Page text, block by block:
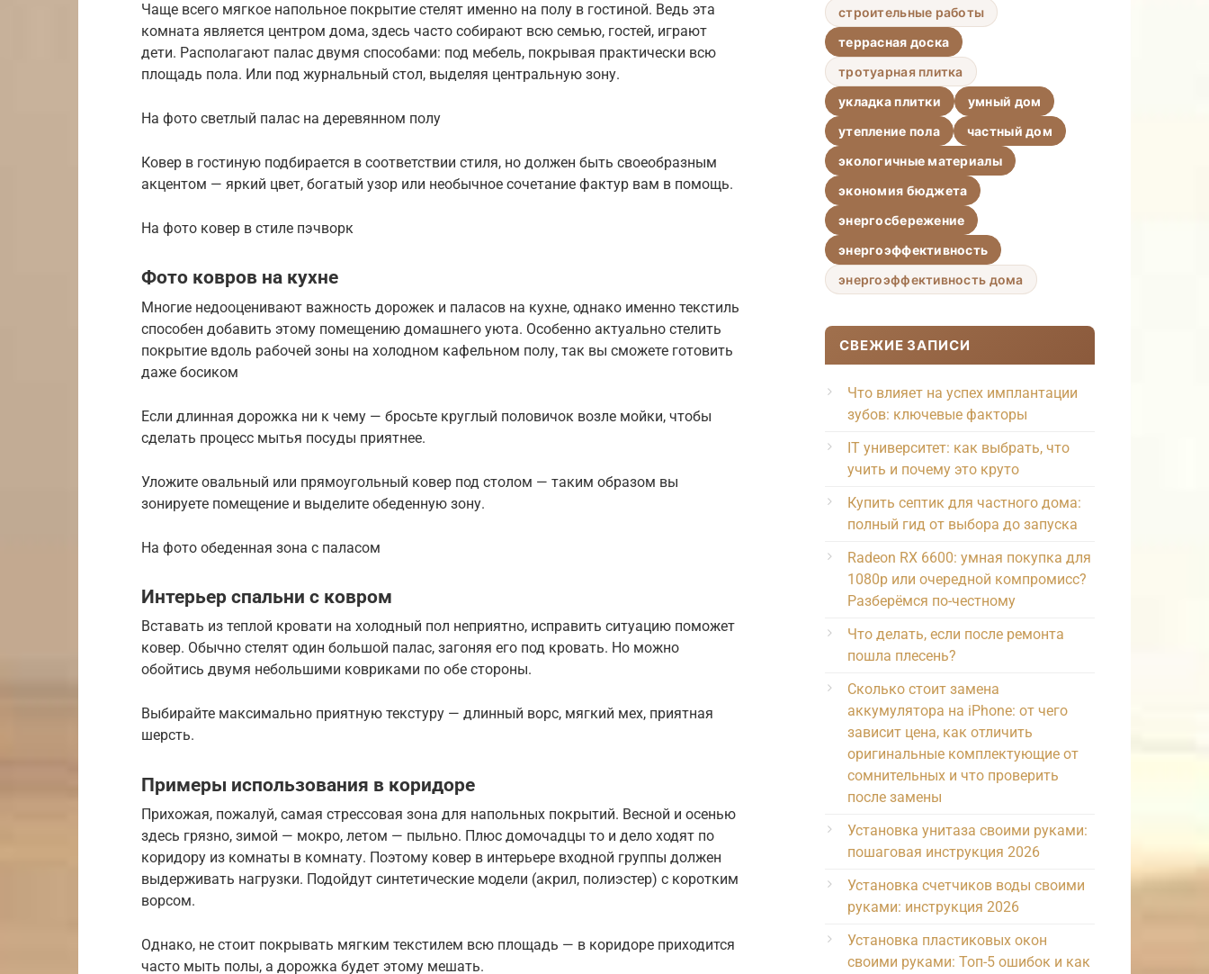
Чаще всего мягкое напольное покрытие стелят именно на полу в гостиной. Ведь эта
комната является центром дома, здесь часто собирают всю семью, гостей, играют
дети. Располагают палас двумя способами: под мебель, покрывая практически всю
площадь пола. Или под журнальный стол, выделяя центральную зону.
На фото светлый палас на деревянном полу
Ковер в гостиную подбирается в соответствии стиля, но должен быть своеобразным
акцентом — яркий цвет, богатый узор или необычное сочетание фактур вам в помощь.
На фото ковер в стиле пэчворк
Фото ковров на кухне
Многие недооценивают важность дорожек и паласов на кухне, однако именно текстиль
способен добавить этому помещению домашнего уюта. Особенно актуально стелить
покрытие вдоль рабочей зоны на холодном кафельном полу, так вы сможете готовить
даже босиком
Если длинная дорожка ни к чему — бросьте круглый половичок возле мойки, чтобы
сделать процесс мытья посуды приятнее.
Уложите овальный или прямоугольный ковер под столом — таким образом вы
зонируете помещение и выделите обеденную зону.
На фото обеденная зона с паласом
Интерьер спальни с ковром
Вставать из теплой кровати на холодный пол неприятно, исправить ситуацию поможет
ковер. Обычно стелят один большой палас, загоняя его под кровать. Но можно
обойтись двумя небольшими ковриками по обе стороны.
Выбирайте максимально приятную текстуру — длинный ворс, мягкий мех, приятная
шерсть.
Примеры использования в коридоре
Прихожая, пожалуй, самая стрессовая зона для напольных покрытий. Весной и осенью
здесь грязно, зимой — мокро, летом — пыльно. Плюс домочадцы то и дело ходят по
коридору из комнаты в комнату. Поэтому ковер в интерьере входной группы должен
выдерживать нагрузки. Подойдут синтетические модели (акрил, полиэстер) с коротким
ворсом.
Однако, не стоит покрывать мягким текстилем всю площадь — в коридоре приходится
часто мыть полы, а дорожка будет этому мешать.
строительные работы
террасная доска
тротуарная плитка
укладка плитки
умный дом
утепление пола
частный дом
экологичные материалы
экономия бюджета
энергосбережение
энергоэффективность
энергоэффективность дома
СВЕЖИЕ ЗАПИСИ
Что влияет на успех имплантации
зубов: ключевые факторы
IT университет: как выбрать, что
учить и почему это круто
Купить септик для частного дома:
полный гид от выбора до запуска
Radeon RX 6600: умная покупка для
1080p или очередной компромисс?
Разберёмся по-честному
Что делать, если после ремонта
пошла плесень?
Сколько стоит замена
аккумулятора на iPhone: от чего
зависит цена, как отличить
оригинальные комплектующие от
сомнительных и что проверить
после замены
Установка унитаза своими руками:
пошаговая инструкция 2026
Установка счетчиков воды своими
руками: инструкция 2026
Установка пластиковых окон
своими руками: Топ-5 ошибок и как